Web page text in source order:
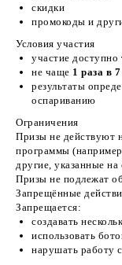
скидки
промокоды и
Условия участия
участие доступно
не чаще 1 раза в
результаты
оспариванию
Ограничения
Призы не действуют
программы
другие, указанные на
Призы не подлежат
Запрещённые
Запрещается:
создавать
использовать
нарушать работу
Каталог
Меню